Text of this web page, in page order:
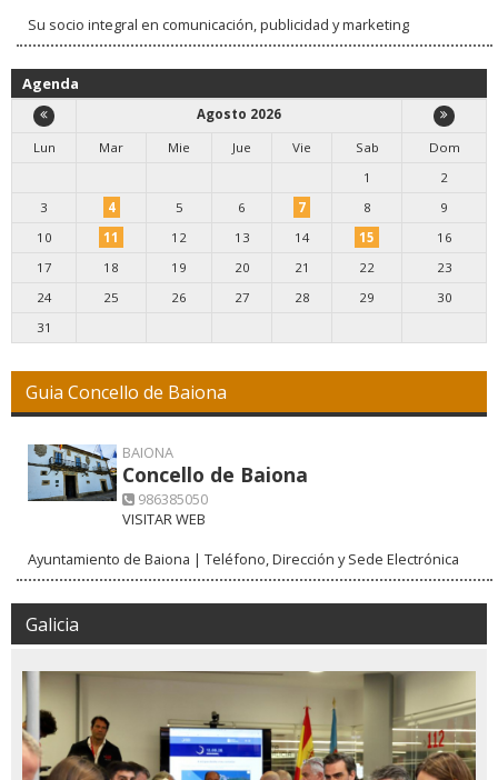
Su socio integral en comunicación, publicidad y marketing
Agenda
Agosto 2026
Lun
Mar Mie Jue Vie Sab
Dom
1
2
3
4 5 6 7 8
9
10
11 12 13 14 15
16
17
18 19 20 21 22
23
24
25 26 27 28 29
30
31
Guia Concello de Baiona
BAIONA
Concello de Baiona
986385050
VISITAR WEB
Ayuntamiento de Baiona | Teléfono, Dirección y Sede Electrónica
Galicia